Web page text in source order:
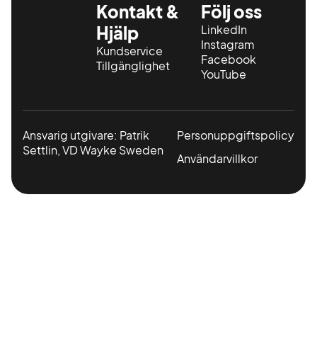
Kontakt &
Hjälp
Kundservice
Tillgänglighet
Följ oss
LinkedIn
Instagram
Facebook
YouTube
Ansvarig utgivare: Patrik
Settlin, VD Wayke Sweden
Personuppgiftspolicy
Användarvillkor